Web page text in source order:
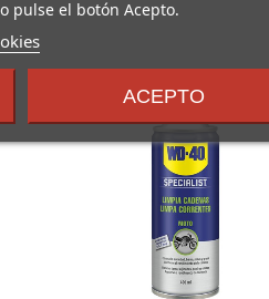
pulse el botón Acepto.
ACEPTO